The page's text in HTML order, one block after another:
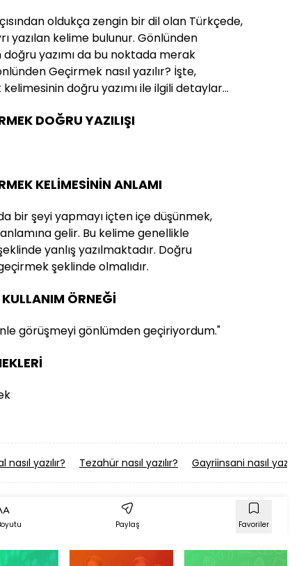
oldukça zengin bir dil olan Türkçede,
yazılan kelime bulunur. Gönlünden
yazımı da bu noktada merak
Geçirmek nasıl yazılır? İşte,
doğru yazımı ile ilgili detaylar…
DOĞRU YAZILIŞI
KELİMESİNİN ANLAMI
bir şeyi yapmayı içten içe düşünmek,
gelir. Bu kelime genellikle
yanlış yazılmaktadır. Doğru
şeklinde olmalıdır.
ÖRNEĞİ
görüşmeyi gönlümden geçiriyordum."
nasıl yazılır? Tezahür nasıl yazılır? Gayriinsani nasıl yazılır?
Paylaş Favoriler